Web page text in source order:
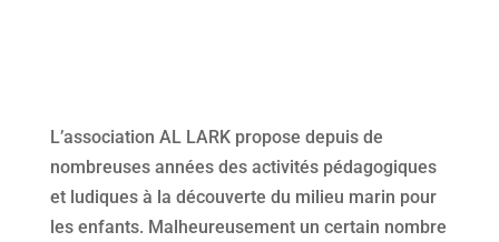
L’association AL LARK propose depuis de
nombreuses années des activités pédagogiques
et ludiques à la découverte du milieu marin pour
les enfants. Malheureusement un certain nombre